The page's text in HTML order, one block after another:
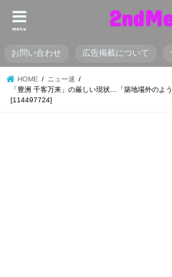
menu
お問い合わせ 広告掲載について
HOME
ニュー速
「豊洲 千客万来」の厳しい現状…「築地場外のよ
[114497724]